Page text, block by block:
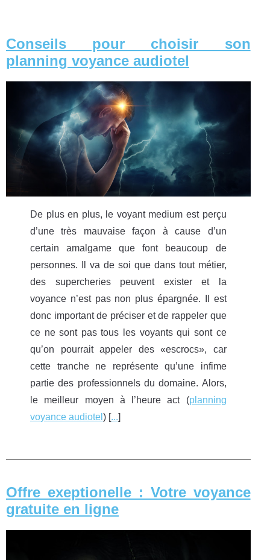
Conseils pour choisir son
planning voyance audiotel
De plus en plus, le voyant medium est perçu
d’une très mauvaise façon à cause d’un
certain amalgame que font beaucoup de
personnes. Il va de soi que dans tout métier,
des supercheries peuvent exister et la
voyance n’est pas non plus épargnée. Il est
donc important de préciser et de rappeler que
ce ne sont pas tous les voyants qui sont ce
qu’on pourrait appeler des «escrocs», car
cette tranche ne représente qu’une infime
partie des professionnels du domaine. Alors,
le meilleur moyen à l’heure act (planning
voyance audiotel ) [ ...
Offre exeptionelle : Votre voyance
gratuite en ligne